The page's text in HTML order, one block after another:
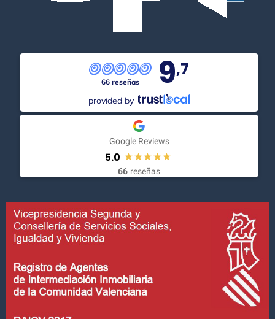
66 reseñas 9,7
provided by
Google Reviews
5.0
66 reseñas